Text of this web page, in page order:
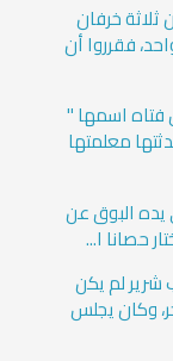
ثلاثة خرفان
فقرروا أن
فتاه اسمها "
معلمتها
يده البوق عن
حصانا ا...
شرير لم يكن
وكان يجلس